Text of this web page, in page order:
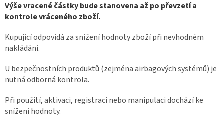
Výše vracené částky bude stanovena až po převzetí a
kontrole vráceného zboží.
Kupující odpovídá za snížení hodnoty zboží při nevhodném
nakládání.
U bezpečnostních produktů (zejména airbagových systémů) je
nutná odborná kontrola.
Při použití, aktivaci, registraci nebo manipulaci dochází ke
snížení hodnoty.